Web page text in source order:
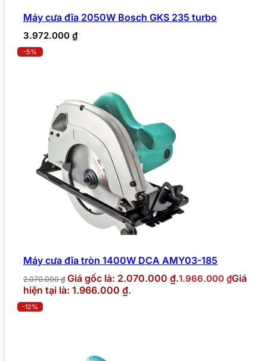
Máy cưa đĩa 2050W Bosch GKS 235 turbo
3.972.000 ₫
-5%
Máy cưa đĩa tròn 1400W DCA AMY03-185
2.070.000₫ Giá gốc là: 2.070.000 ₫.1.966.000 ₫Giá
hiện tại là: 1.966.000 ₫.
-12%